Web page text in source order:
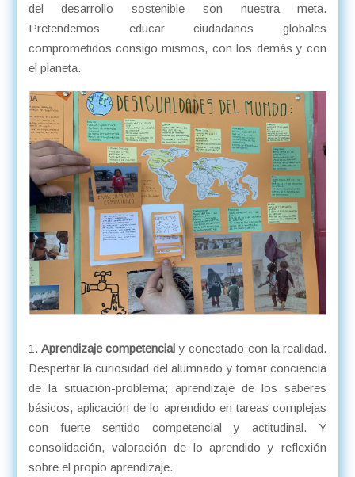
del desarrollo sostenible son nuestra meta.
Pretendemos educar ciudadanos globales
comprometidos consigo mismos, con los demás y con
el planeta.
Aprendizaje competencial y conectado con la realidad.
Despertar la curiosidad del alumnado y tomar conciencia
de la situación-problema; aprendizaje de los saberes
básicos, aplicación de lo aprendido en tareas complejas
con fuerte sentido competencial y actitudinal. Y
consolidación, valoración de lo aprendido y reflexión
sobre el propio aprendizaje.